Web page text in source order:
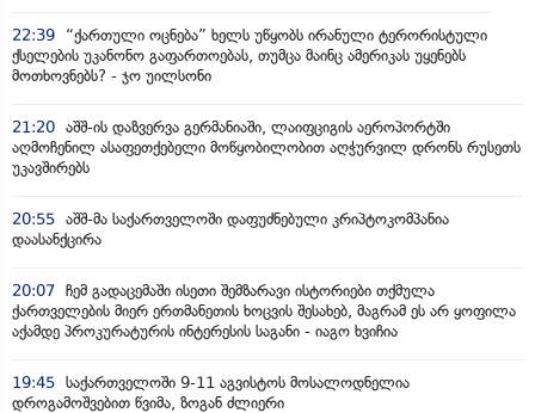
22:39
“ქართული ოცნება” ხელს უწყობს ირანული ტერორისტული
ქსელების უკანონო გაფართოებას, თუმცა მაინც ამერიკას უყენებს
მოთხოვნებს? - ჯო უილსონი
21:20 აშშ-ის დაზვერვა გერმანიაში, ლაიფციგის აეროპორტში
აღმოჩენილ ასაფეთქებელი მოწყობილობით აღჭურვილ დრონს რუსეთს
უკავშირებს
20:55 აშშ-მა საქართველოში დაფუძნებული კრიპტოკომპანია
დაასანქცირა
20:07 ჩემ გადაცემაში ისეთი შემზარავი ისტორიები თქმულა
ქართველების მიერ ერთმანეთის ხოცვის შესახებ, მაგრამ ეს არ ყოფილა
აქამდე პროკურატურის ინტერესის საგანი - იაგო ხვიჩია
19:45 საქართველოში 9-11 აგვისტოს მოსალოდნელია
დროგამოშვებით წვიმა, ზოგან ძლიერი